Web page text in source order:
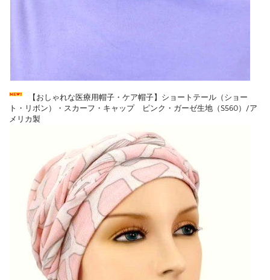
【おしゃれな医療用帽子・ケア帽子】ショートテール（ショー
ト・リボン）・スカーフ・キャップ ピンク・ガーゼ生地（S560）/ア
メリカ製